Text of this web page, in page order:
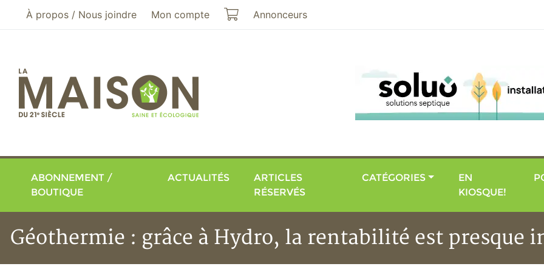
Aller au menu principal
Aller au contenu principal
À propos / Nous joindre Mon compte Mon panier
Annonceurs
ABONNEMENT /
BOUTIQUE
ACTUALITÉS
ARTICLES
RÉSERVÉS
CATÉGORIES
EN
KIOSQUE!
Géothermie : grâce à Hydro, la rentabilité est presque